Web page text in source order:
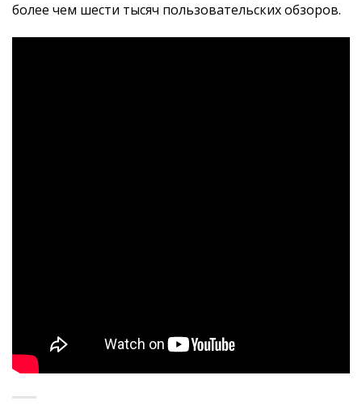
более чем шести тысяч пользовательских обзоров.